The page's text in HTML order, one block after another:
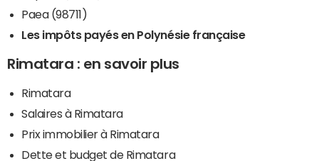
Paea (98711)
Les impôts payés en Polynésie française
Rimatara : en savoir plus
Rimatara
Salaires à Rimatara
Prix immobilier à Rimatara
Dette et budget de Rimatara